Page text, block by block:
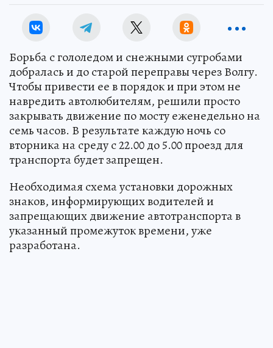
Борьба с гололедом и снежными сугробами
добралась и до старой переправы через Волгу.
Чтобы привести ее в порядок и при этом не
навредить автолюбителям, решили просто
закрывать движение по мосту еженедельно на
семь часов. В результате каждую ночь со
вторника на среду с 22.00 до 5.00 проезд для
транспорта будет запрещен.
Необходимая схема установки дорожных
знаков, информирующих водителей и
запрещающих движение автотранспорта в
указанный промежуток времени, уже
разработана.